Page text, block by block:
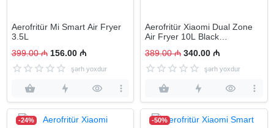
Aerofritür Mi Smart Air Fryer
3.5L
399.00 ₼ 156.00 ₼
şərh yoxdur
Aerofritür Xiaomi Dual Zone
Air Fryer 10L Black
389.00 ₼ 340.00 ₼
şərh yoxdur
-24% -50%